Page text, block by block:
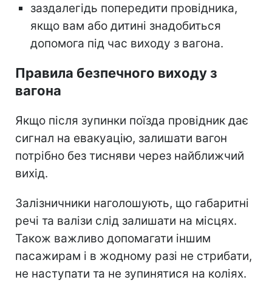
заздалегідь попередити провідника,
якщо вам або дитині знадобиться
допомога під час виходу з вагона.
Правила безпечного виходу з
вагона
Якщо після зупинки поїзда провідник дає
сигнал на евакуацію, залишати вагон
потрібно без тисняви через найближчий
вихід.
Залізничники наголошують, що габаритні
речі та валізи слід залишати на місцях.
Також важливо допомагати іншим
пасажирам і в жодному разі не стрибати,
не наступати та не зупинятися на коліях.